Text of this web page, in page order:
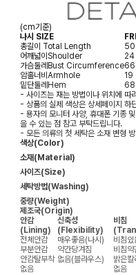
(cm기준)
나시 SIZE
총길이 Total Length
50
어깨넓이 Shoulder
24
가슴둘레 Bust Circumference66
암홀너비 Armhole
19
밑단둘레 Hem
68
- 사이즈는 재는 방법이나 위치에
- 상품의 실제 색상은 상세페이지 하
- 용자의 모니터 사양, 휴대폰 기종
을 수 있는 점 참고 부탁드립니다.
- 모든 의류의 첫 세탁은 소재 변형
색상(Color)
소재(Material)
사이즈(Size)
세탁방법(Washing)
중량(Weight)
제조국(Origin)
안감
(Lining)
신축성
(Flexibility)
비침
전체안감
매우좋음(나시) 비침있
부분안감
약간당겨짐 비침약
안감탈부착 없음(블라우스) 밝은칼
없음
없음